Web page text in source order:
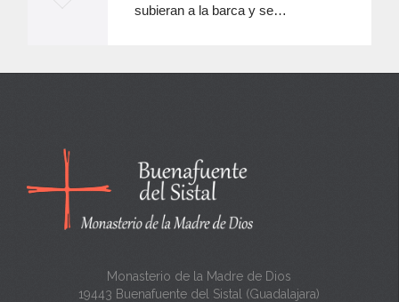
n
a
subieran a la barca y se…
Monasterio de la Madre de Dios
19443 Buenafuente del Sistal (Guadalajara)